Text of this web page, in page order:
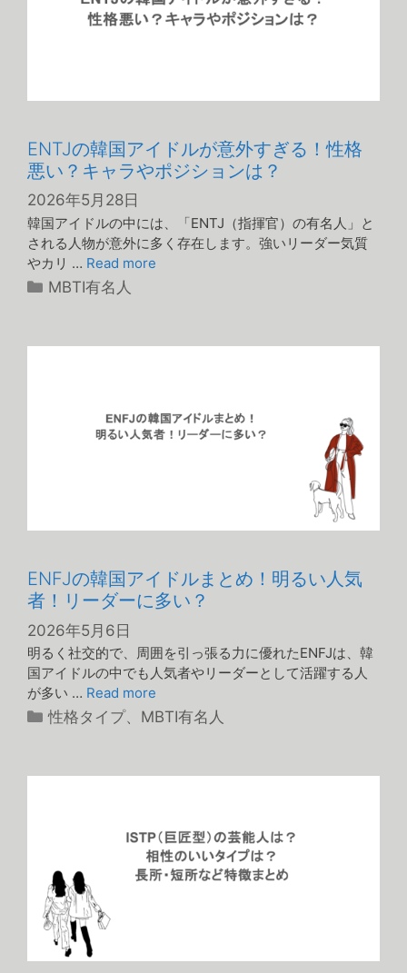
ENTJの韓国アイドルが意外すぎる！性格
悪い？キャラやポジションは？
2026年5月28日
韓国アイドルの中には、「ENTJ（指揮官）の有名人」と
される人物が意外に多く存在します。強いリーダー気質
やカリ … Read more
カ
リ
MBTI有名人
ENFJの韓国アイドルまとめ！明るい人気
者！リーダーに多い？
2026年5月6日
明るく社交的で、周囲を引っ張る力に優れたENFJは、韓
国アイドルの中でも人気者やリーダーとして活躍する人
が多い … Read more
カ
リ
性格タイプ、 MBTI有名人